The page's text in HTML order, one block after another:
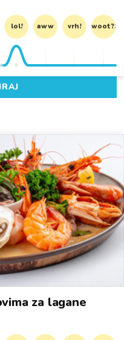
lol! aww vrh! woot?!
za lagane